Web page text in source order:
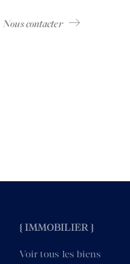
Nous contacter
{ IMMOBILIER }
Voir tous les biens